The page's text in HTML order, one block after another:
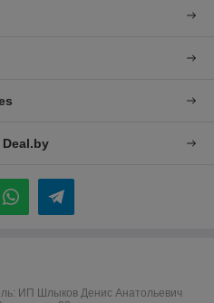
ИП Шлыков Денис Анатольевич